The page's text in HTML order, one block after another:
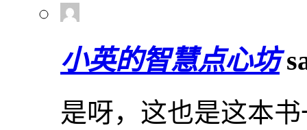
小英的智慧点心坊
是呀，这也是这本